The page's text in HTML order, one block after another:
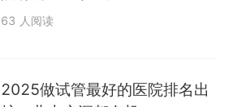
63 人阅读
2025做试管最好的医院排名出